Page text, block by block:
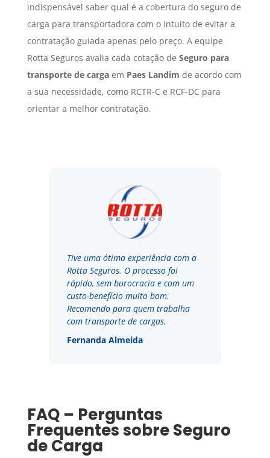
indispensável saber qual é a cobertura do seguro de
carga para transportadora com o intuito de evitar a
contratação guiada apenas pelo preço. A equipe
Rotta Seguros avalia cada cotação de Seguro para
transporte de cargaem Paes Landim de acordo com
a sua necessidade, como RCTR-C e RCF-DC para
orientar a melhor contratação.
Tive uma ótima experiência com a
Rotta Seguros. O processo foi
rápido, sem burocracia e com um
custo-benefício muito bom.
Recomendo para quem trabalha
com transporte de cargas.
Fernanda Almeida
FAQ – Perguntas
Frequentes sobre Seguro
de Carga